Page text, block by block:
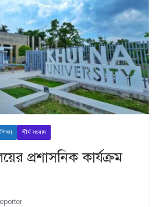
শিক্ষা শীর্ষ সংবাদ
প্রশাসনিক কার্যক্রম